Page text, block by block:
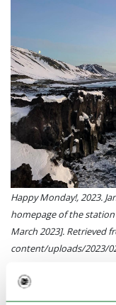
Happy Monday!, 2023.
homepage of the station
March 2023]. Retrieved
content/uploads/2023/
Volcanic ash